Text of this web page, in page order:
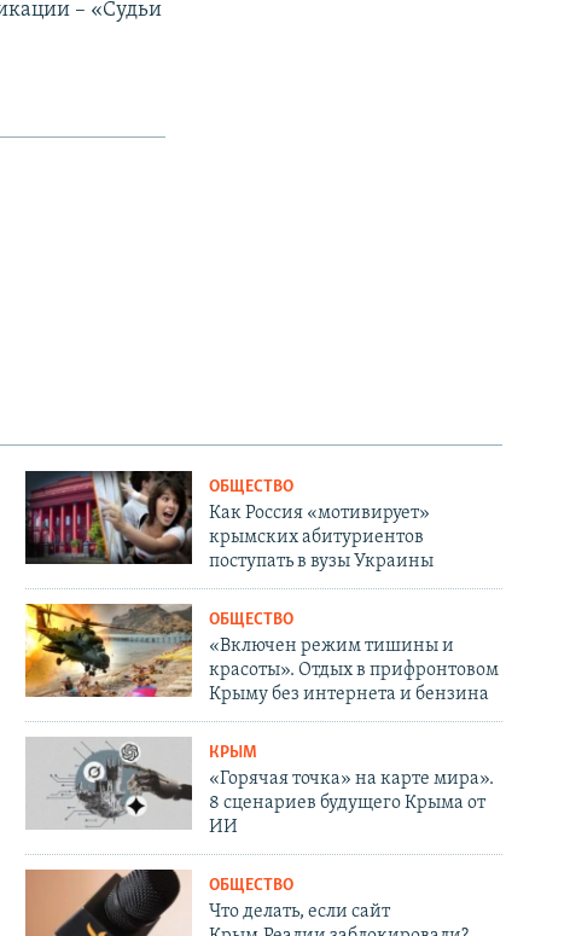
– «Судьи
ОБЩЕСТВО
Как Россия «мотивирует»
крымских абитуриентов
поступать в вузы Украины
ОБЩЕСТВО
«Включен режим тишины и
красоты». Отдых в прифронтовом
Крыму без интернета и бензина
КРЫМ
«Горячая точка» на карте мира».
8 сценариев будущего Крыма от
ИИ
ОБЩЕСТВО
Что делать, если сайт